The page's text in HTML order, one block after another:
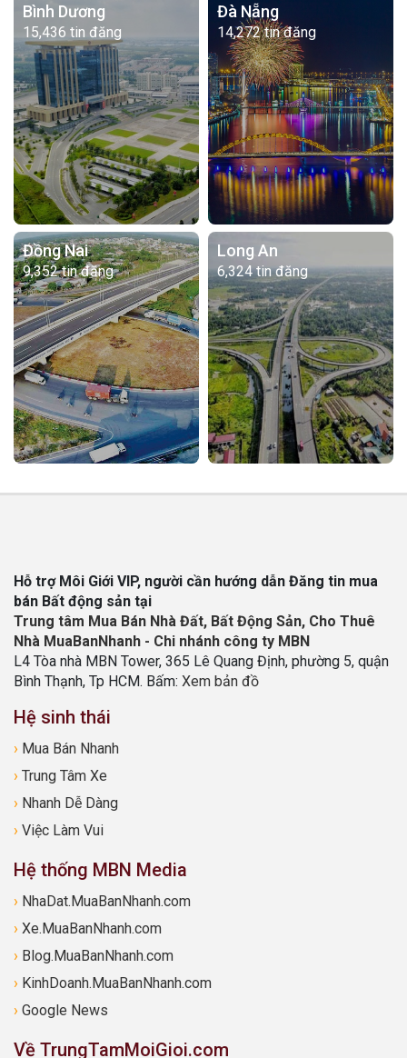
Bình Dương
15,436 tin đăng
Đà Nẵng
14,272 tin đăng
Đồng Nai
9,352 tin đăng
Long An
6,324 tin đăng
Hỗ trợ Môi Giới VIP, người cần hướng dẫn Đăng tin mua
bán Bất động sản tại
Trung tâm Mua Bán Nhà Đất, Bất Động Sản, Cho Thuê
Nhà MuaBanNhanh - Chi nhánh công ty MBN
L4 Tòa nhà MBN Tower, 365 Lê Quang Định, phường 5, quận
Bình Thạnh, Tp HCM. Bấm: Xem bản đồ
Hệ sinh thái
› Mua Bán Nhanh
› Trung Tâm Xe
› Nhanh Dễ Dàng
› Việc Làm Vui
Hệ thống MBN Media
› NhaDat.MuaBanNhanh.com
› Xe.MuaBanNhanh.com
› Blog.MuaBanNhanh.com
› KinhDoanh.MuaBanNhanh.com
› Google News
Về TrungTamMoiGioi.com